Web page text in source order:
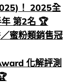
！ 2025全
第2名 🏆
蜜粉類銷售冠
化解評測